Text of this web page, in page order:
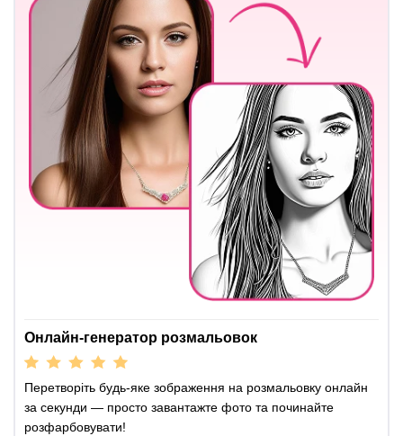
Онлайн-генератор розмальовок
Перетворіть будь-яке зображення на розмальовку онлайн
за секунди — просто завантажте фото та починайте
розфарбовувати!